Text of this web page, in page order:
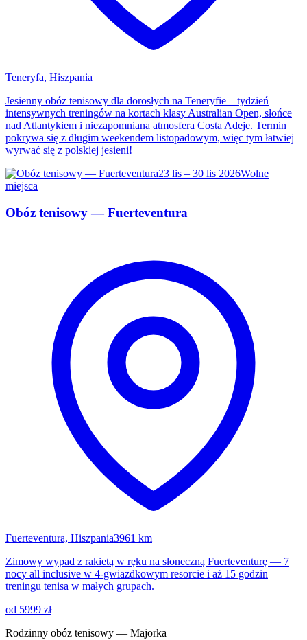
Teneryfa, Hiszpania
Jesienny obóz tenisowy dla dorosłych na Teneryfie – tydzień
intensywnych treningów na kortach klasy Australian Open, słońce
nad Atlantykiem i niezapomniana atmosfera Costa Adeje. Termin
pokrywa się z długim weekendem listopadowym, więc tym łatwiej
wyrwać się z polskiej jesieni!
23 lis – 30 lis 2026Wolne
miejsca
Obóz tenisowy — Fuerteventura
Fuerteventura, Hiszpania3961 km
Zimowy wypad z rakietą w ręku na słoneczną Fuerteventurę — 7
nocy all inclusive w 4-gwiazdkowym resorcie i aż 15 godzin
treningu tenisa w małych grupach.
od 5999 zł
Rodzinny obóz tenisowy — Majorka